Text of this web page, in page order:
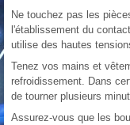
Ne touchez pas les
l'établissement du
utilise des hautes
Tenez vos mains et
refroidissement. Dans
de tourner plusieurs
Assurez-vous que les